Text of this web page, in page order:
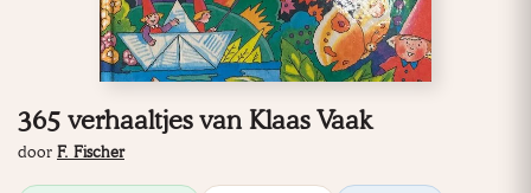
365 verhaaltjes van Klaas Vaak
door F. Fischer